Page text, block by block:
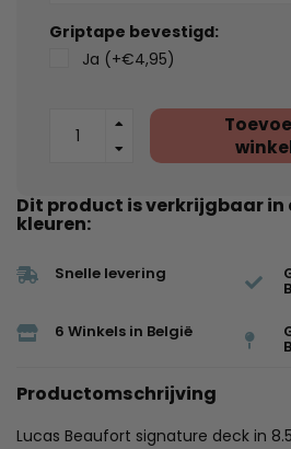
Griptape bevestigd:
Ja (+€4,95)
Dit product is verkrijgbaar in
kleuren:
Snelle levering
6 Winkels in België
Productomschrijving
Lucas Beaufort signature deck in